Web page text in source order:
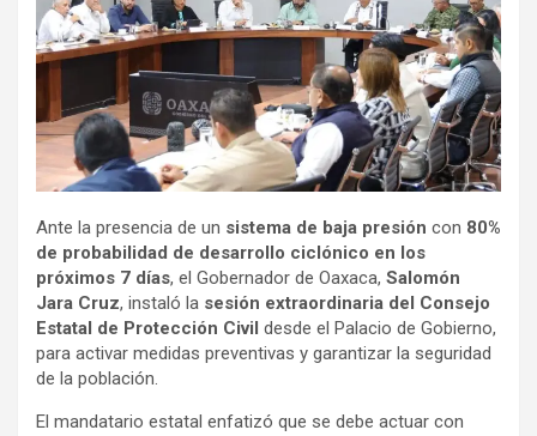
Ante la presencia de un sistema de baja presión con 80%
de probabilidad de desarrollo ciclónico en los
próximos 7 días, el Gobernador de Oaxaca, Salomón
Jara Cruz, instaló la sesión extraordinaria del Consejo
Estatal de Protección Civil desde el Palacio de Gobierno,
para activar medidas preventivas y garantizar la seguridad
de la población.
El mandatario estatal enfatizó que se debe actuar con